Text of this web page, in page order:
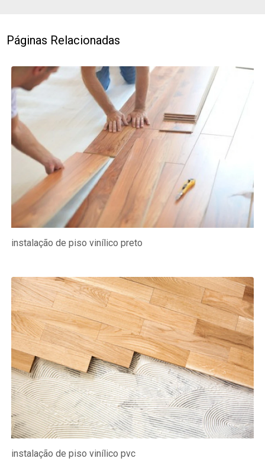
Páginas Relacionadas
instalação de piso vinílico preto
instalação de piso vinílico pvc